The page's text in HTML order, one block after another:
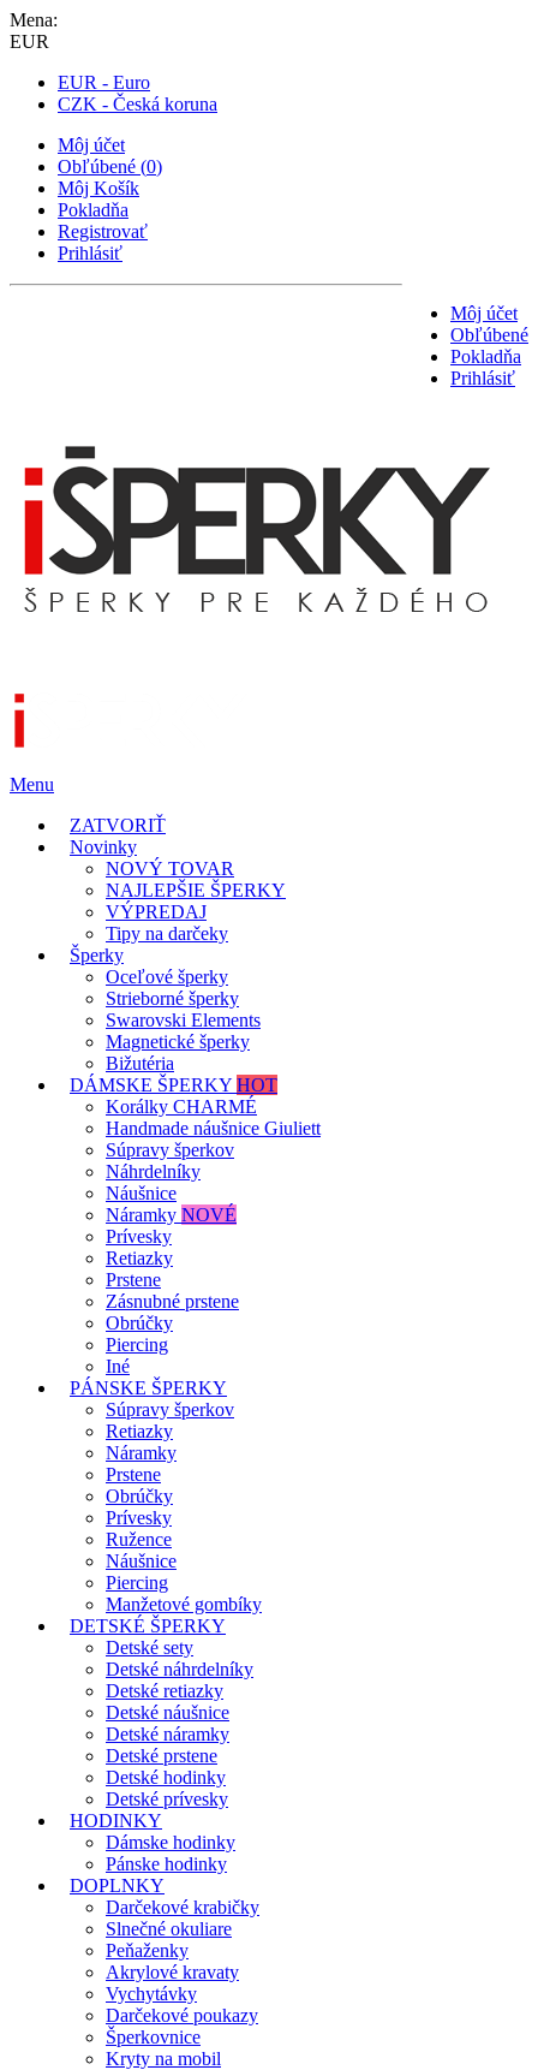
Mena:
EUR
EUR - Euro
CZK - Česká koruna
Môj účet
Obľúbené (0)
Môj Košík
Pokladňa
Registrovať
Prihlásiť
Môj účet
Obľúbené
Pokladňa
Prihlásiť
Menu
ZATVORIŤ
Novinky
NOVÝ TOVAR
NAJLEPŠIE ŠPERKY
VÝPREDAJ
Tipy na darčeky
Šperky
Oceľové šperky
Strieborné šperky
Swarovski Elements
Magnetické šperky
Bižutéria
DÁMSKE ŠPERKY HOT
Korálky CHARMÉ
Handmade náušnice Giuliett
Súpravy šperkov
Náhrdelníky
Náušnice
Náramky NOVÉ
Prívesky
Retiazky
Prstene
Zásnubné prstene
Obrúčky
Piercing
Iné
PÁNSKE ŠPERKY
Súpravy šperkov
Retiazky
Náramky
Prstene
Obrúčky
Prívesky
Ružence
Náušnice
Piercing
Manžetové gombíky
DETSKÉ ŠPERKY
Detské sety
Detské náhrdelníky
Detské retiazky
Detské náušnice
Detské náramky
Detské prstene
Detské hodinky
Detské prívesky
HODINKY
Dámske hodinky
Pánske hodinky
DOPLNKY
Darčekové krabičky
Slnečné okuliare
Peňaženky
Akrylové kravaty
Vychytávky
Darčekové poukazy
Šperkovnice
Kryty na mobil